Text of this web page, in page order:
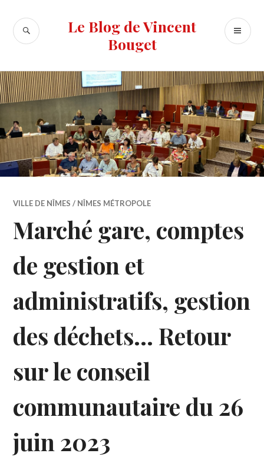
contenu
Le Blog de Vincent
Bouget
RECHERCHE
VILLE DE NÎMES / NÎMES MÉTROPOLE
Marché gare, comptes
de gestion et
administratifs, gestion
des déchets… Retour
sur le conseil
communautaire du 26
juin 2023